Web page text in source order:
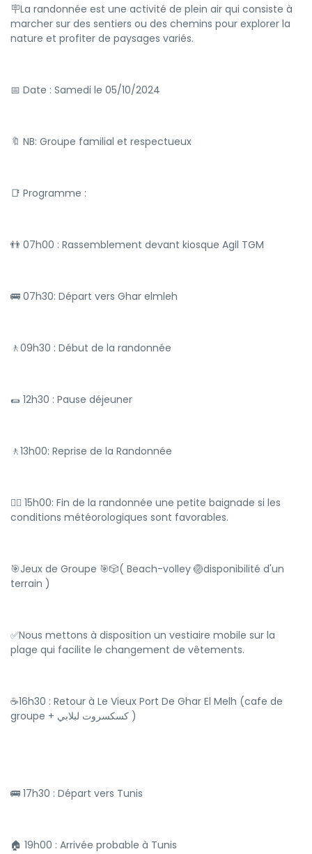
🪧La randonnée est une activité de plein air qui consiste à
marcher sur des sentiers ou des chemins pour explorer la
nature et profiter de paysages variés.
📅 Date : Samedi le 05/10/2024
🔖 NB: Groupe familial et respectueux
📑 Programme :
👬 07h00 : Rassemblement devant kiosque Agil TGM
🚌 07h30: Départ vers Ghar elmleh
🚶09h30 : Début de la randonnée
🌯 12h30 : Pause déjeuner
🚶13h00: Reprise de la Randonnée
🏊‍♂️ 15h00: Fin de la randonnée une petite baignade si les
conditions météorologiques sont favorables.
🎯Jeux de Groupe 🎯🎲( Beach-volley 🏐disponibilité d'un
terrain )
✅Nous mettons à disposition un vestiaire mobile sur la
plage qui facilite le changement de vêtements.
☕16h30 : Retour à Le Vieux Port De Ghar El Melh (cafe de
groupe + كسكسروت لبلابي )
🚌 17h30 : Départ vers Tunis
🏠 19h00 : Arrivée probable à Tunis